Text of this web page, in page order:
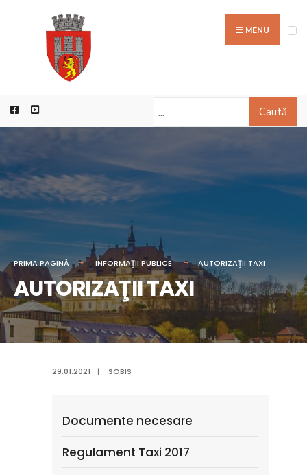
MENU
Caută
PRIMA PAGINĂ INFORMAŢII PUBLICE AUTORIZAŢII TAXI
AUTORIZAŢII TAXI
29.01.2021 | SOBIS
Documente necesare
Regulament Taxi 2017